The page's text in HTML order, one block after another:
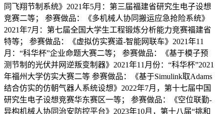
同飞翔节制系统》2021年5月：第三届福建省研究生电子设想
竞赛二等； 参赛做品：《多机械人协同搬运应急抢险系统》
2021年7月：第七届全国大学生工程锻炼分析能力竞赛福建省
特等； 参赛做品：《虚拟仿实赛道-智能网联车》2021年11
月：“科华杯”企业命题大赛二等； 参赛做品：《基于模子预
测节制的光伏并网逆叛变制器》2021年11月份：“科华杯”2021
年福州大学仿实大赛二等 参赛做品：《基于Simulink取Adams
结合仿实的仿朝气器人系统设想》2022年7月，第十七届中国
研究生电子设想竞赛华东赛区一等； 参赛做品：《空位联勤-
异构机械人协同治安防控平台》2023年10月，第十八届“挑和